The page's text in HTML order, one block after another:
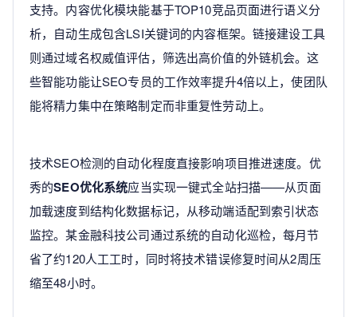
支持。内容优化模块能基于TOP10竞品页面进行语义分
析，自动生成包含LSI关键词的内容框架。链接建设工具
则通过域名权威值评估，筛选出高价值的外链机会。这
些智能功能让SEO专员的工作效率提升4倍以上，使团队
能将精力集中在策略制定而非重复性劳动上。
技术SEO检测的自动化程度直接影响项目推进速度。优
秀的SEO优化系统应当实现一键式全站扫描——从页面
加载速度到结构化数据标记，从移动端适配到索引状态
监控。某金融科技公司通过系统的自动化巡检，每月节
省了约120人工工时，同时将技术错误修复时间从2周压
缩至48小时。